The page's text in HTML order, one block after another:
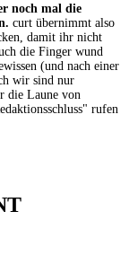
noch mal die
curt übernimmt also
damit ihr nicht
die Finger wund
(und nach einer
wir sind nur
die Laune von
rufen